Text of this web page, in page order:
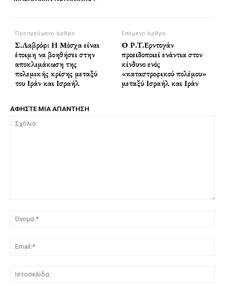
Προηγούμενο άρθρο
Σ.Λαβρόφ: Η Μόσχα είναι
έτοιμη να βοηθήσει στην
αποκλιμάκωση της
πολεμικής κρίσης μεταξύ
του Ιράν και Ισραήλ
Επόμενο άρθρο
Ο Ρ.Τ.Ερντογάν
προειδοποιεί ενάντια στον
κίνδυνο ενός
«καταστροφικού πολέμου»
μεταξύ Ισραήλ και Ιράν
ΑΦΗΣΤΕ ΜΙΑ ΑΠΑΝΤΗΣΗ